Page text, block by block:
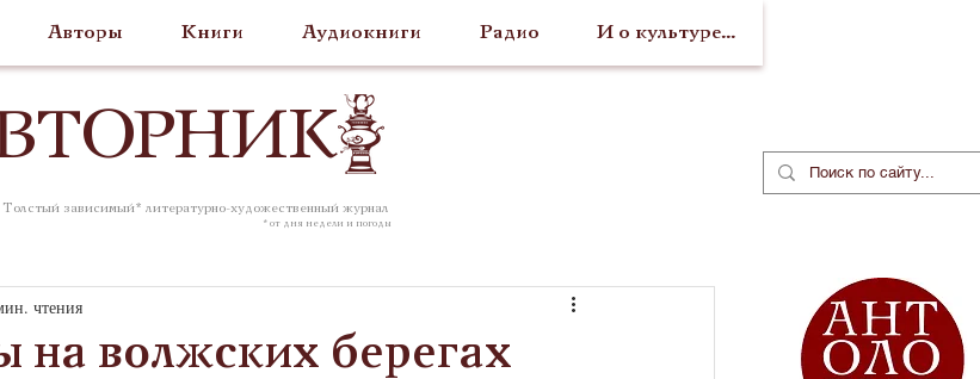
Авторы Книги Аудиокниги Радио И о культуре...
НИК
Толстый зависимый* литературно-художественный журнал
* от дня недели и погоды
на волжских берегах
чтения